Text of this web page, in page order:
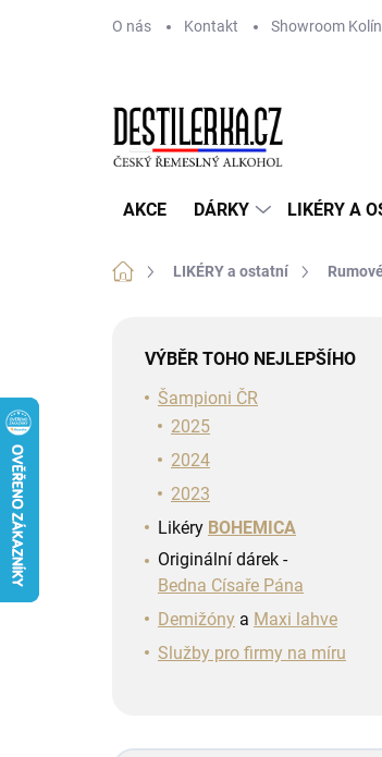
O nás Kontakt Showroom Kolín
AKCE DÁRKY LIKÉRY A
Domů LIKÉRY a ostatní
VÝBĚR TOHO NEJLEPŠÍHO
Šampioni ČR
2025
2024
2023
Likéry BOHEMICA
Originální dárek -
Bedna Císaře Pána
Demižóny a Maxi lahve
Služby pro firmy na míru